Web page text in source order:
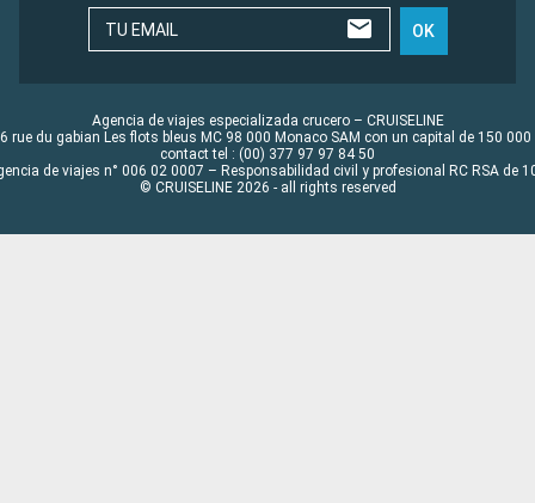
TU EMAIL OK
Agencia de viajes especializada crucero – CRUISELINE
rue du gabian Les flots bleus MC 98 000 Monaco SAM con un capital de 150 000
contact tel : (00) 377 97 97 84 50
de viajes n° 006 02 0007 – Responsabilidad civil y profesional RC RSA de
© CRUISELINE 2026 - all rights reserved